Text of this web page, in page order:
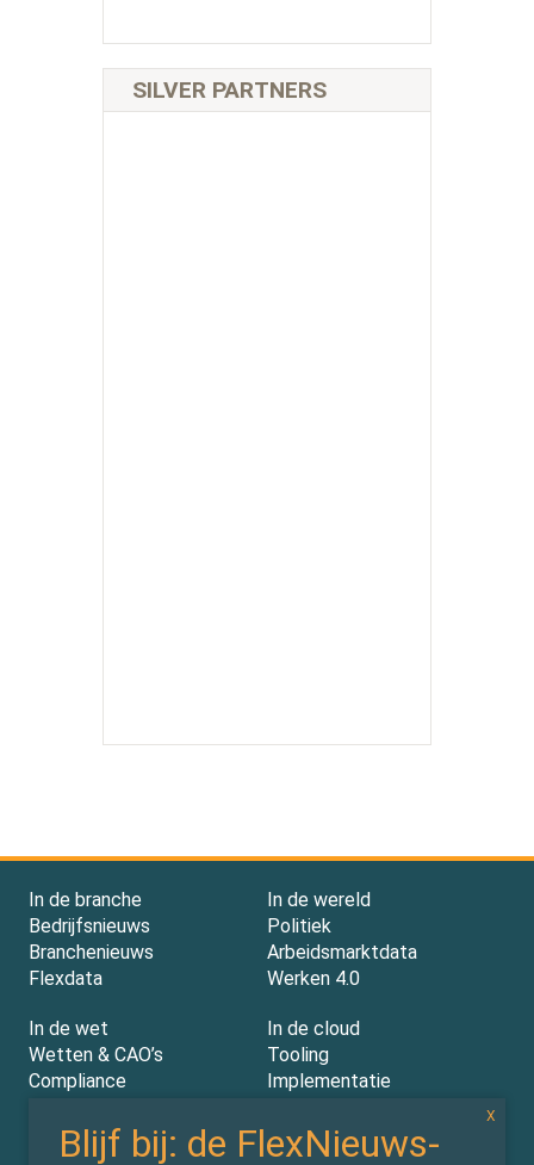
SILVER PARTNERS
In de branche
Bedrijfsnieuws
Branchenieuws
Flexdata
In de wereld
Politiek
Arbeidsmarktdata
Werken 4.0
In de wet
Wetten & CAO’s
Compliance
In de cloud
Tooling
Implementatie
Experts Nieuwsbrief